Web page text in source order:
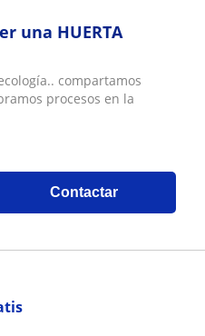
una HUERTA
compartamos
procesos en la
Contactar